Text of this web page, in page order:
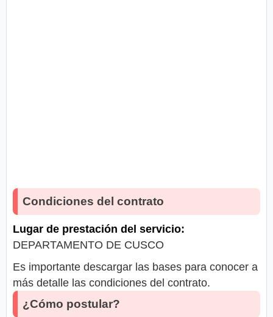
Condiciones del contrato
Lugar de prestación del servicio:
DEPARTAMENTO DE CUSCO
Es importante descargar las bases para conocer a
más detalle las condiciones del contrato.
¿Cómo postular?